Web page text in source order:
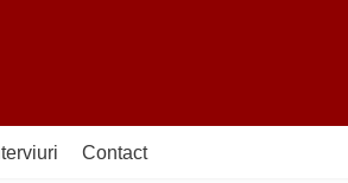
Contact